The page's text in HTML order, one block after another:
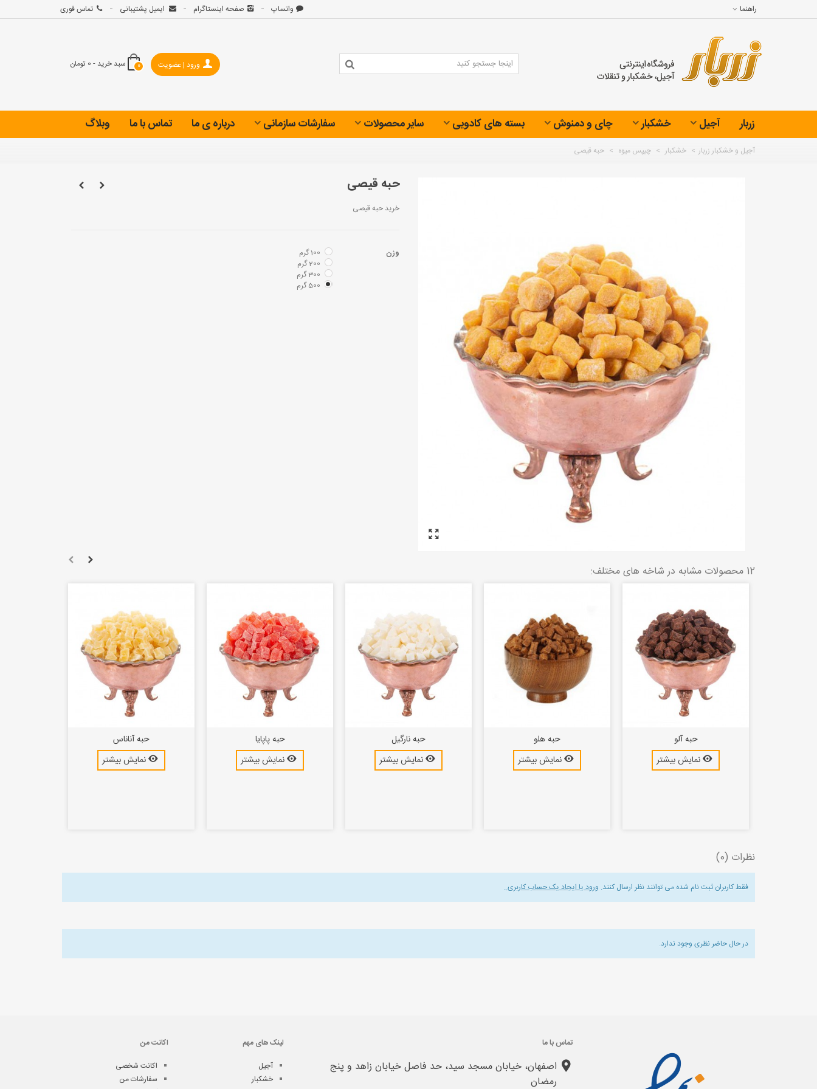
راهنما واتساپ صفحه اینستاگرام ایمیل پشتیبانی تماس فوری
0 سبد خرید - 0 تومان ورود | عضویت
زربار آجیل خشکبار چای و دمنوش بسته های کادویی سایر محصولات سفارشات سازمانی درباره ی ما تماس با ما وبلاگ
آجیل و خشکبار زربار > خشکبار > چیپس میوه > حبه قیصی
حبه قیصی
خرید حبه قیصی
وزن
100 گرم
200 گرم
300 گرم
500 گرم
12 محصولات مشابه در شاخه های مختلف:
حبه آناناس
نمایش بیشتر
حبه پاپایا
نمایش بیشتر
حبه نارگیل
نمایش بیشتر
حبه هلو
نمایش بیشتر
حبه آلو
نمایش بیشتر
نظرات (0)
فقط کاربران ثبت نام شده می توانند نظر ارسال کنند. ورود یا ایجاد یک حساب کاربری.
در حال حاضر نظری وجود ندارد.
اکانت من
اکانت شخصی
سفارشات من
لینک های مهم
آجیل
خشکبار
تماس با ما
اصفهان، خیابان مسجد سید، حد فاصل خیابان زاهد و پنج
رمضان